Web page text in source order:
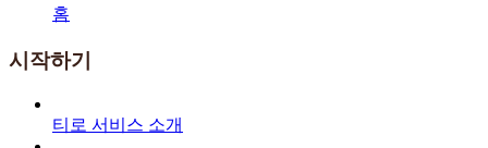
홈
시작하기
티로 서비스 소개